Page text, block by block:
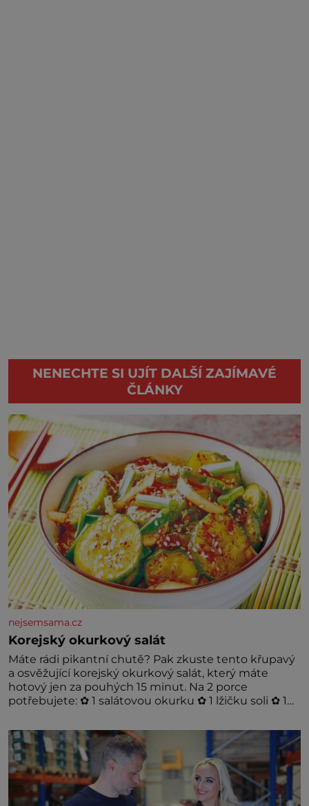
NENECHTE SI UJÍT DALŠÍ ZAJÍMAVÉ
ČLÁNKY
nejsemsama.cz
Korejský okurkový salát
Máte rádi pikantní chutě? Pak zkuste tento křupavý
a osvěžující korejský okurkový salát, který máte
hotový jen za pouhých 15 minut. Na 2 porce
potřebujete: ✿ 1 salátovou okurku ✿ 1 lžičku soli ✿ 1
rýžového octa ✿ 1 lžičku sezamového oleje ✿ 1 lžičku
chilli ✿ 1 lžičku cukru ✿ 1 jarní cibulku ✿ 1 lžíci
sezamových semínek